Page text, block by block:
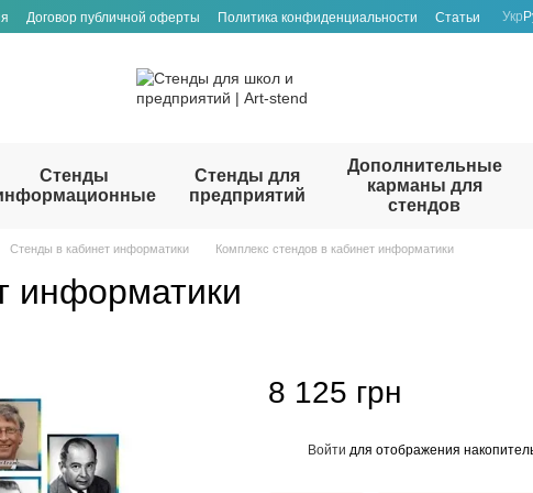
Договор публичной оферты Политика конфиденциальности Статьи Укр
Стенды
Стенды для
предприятий
Дополнительные
карманы для
стендов
Стенды в кабинет информатики Комплекс стендов в кабинет информатики
информатики
8 125 грн
Войти для отображения